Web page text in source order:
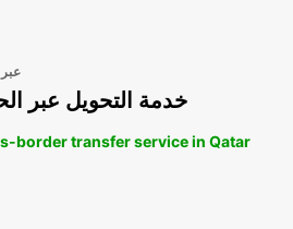
خدمة التحويل عبر
border transfer service in Qatar